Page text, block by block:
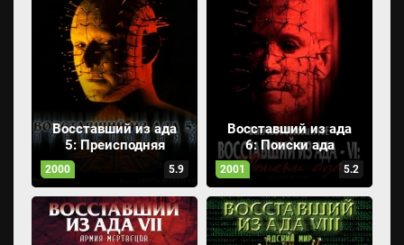
Восставший из ада
5: Преисподняя
2000 5.9
Восставший из ада
6: Поиски ада
2001 5.2